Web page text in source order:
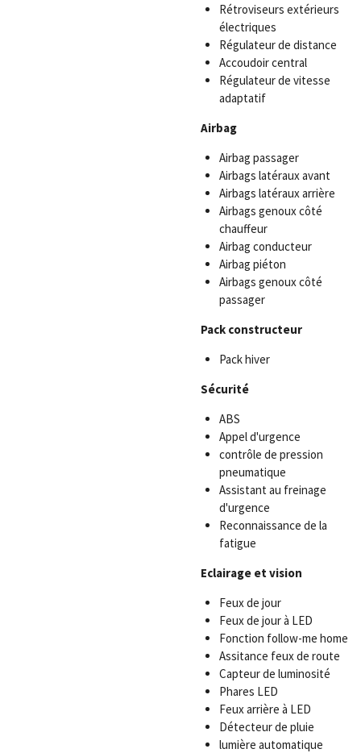
Rétroviseurs extérieurs
électriques
Régulateur de distance
Accoudoir central
Régulateur de vitesse
adaptatif
Airbag
Airbag passager
Airbags latéraux avant
Airbags latéraux arrière
Airbags genoux côté
chauffeur
Airbag conducteur
Airbag piéton
Airbags genoux côté
passager
Pack constructeur
Pack hiver
Sécurité
ABS
Appel d'urgence
contrôle de pression
pneumatique
Assistant au freinage
d'urgence
Reconnaissance de la
fatigue
Eclairage et vision
Feux de jour
Feux de jour à LED
Fonction follow-me home
Assitance feux de route
Capteur de luminosité
Phares LED
Feux arrière à LED
Détecteur de pluie
lumière automatique